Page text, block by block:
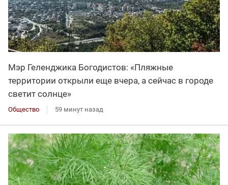
Мэр Геленджика Богодистов: «Пляжные
территории открыли еще вчера, а сейчас в городе
светит солнце»
Общество 59 минут назад